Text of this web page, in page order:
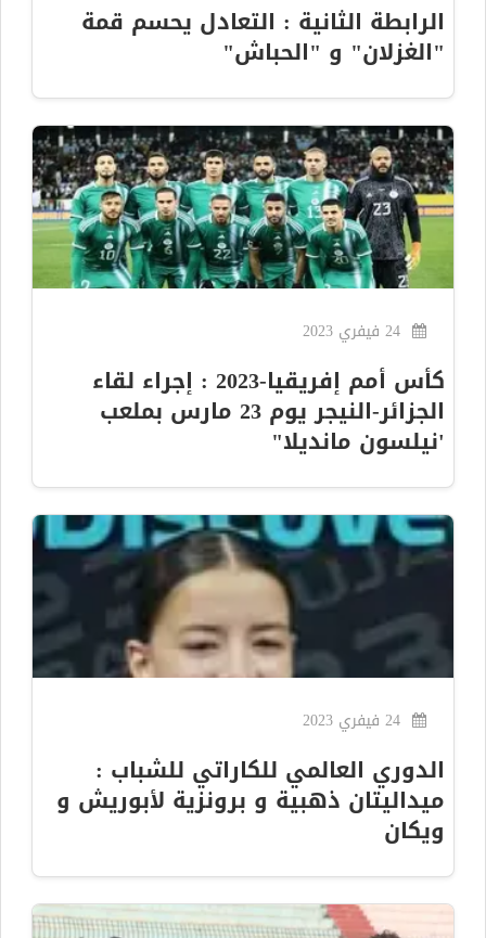
الرابطة الثانية : التعادل يحسم قمة
"الغزلان" و "الحباش"
كأس أمم إفريقيا-2023 : إجراء لقاء
الجزائر-النيجر يوم 23 مارس بملعب
'نيلسون مانديلا"
الدوري العالمي للكاراتي للشباب :
ميداليتان ذهبية و برونزية لأبوريش و
ويكان